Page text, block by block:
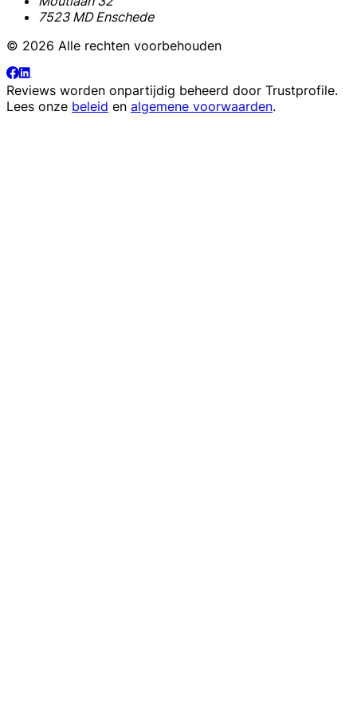
7523 MD Enschede
© 2026 Alle rechten voorbehouden
Reviews worden onpartijdig beheerd door Trustprofile.
Lees onze beleid en algemene voorwaarden.